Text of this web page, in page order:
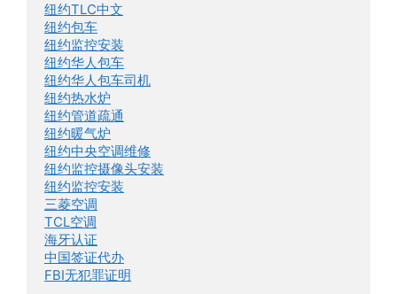
纽约TLC中文
纽约包车
纽约监控安装
纽约华人包车
纽约华人包车司机
纽约热水炉
纽约管道疏通
纽约暖气炉
纽约中央空调维修
纽约监控摄像头安装
纽约监控安装
三菱空调
TCL空调
海牙认证
中国签证代办
FBI无犯罪证明